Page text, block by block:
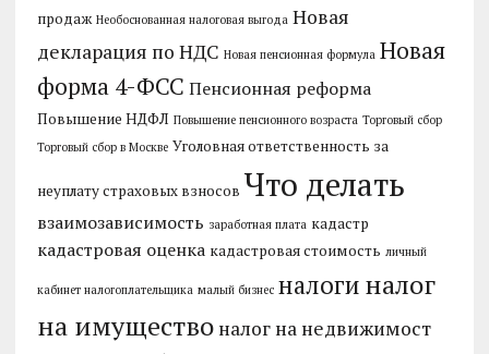
продаж Необоснованная налоговая выгода Новая
декларация по НДС Новая пенсионная формула Новая
форма 4-ФСС Пенсионная реформа
Повышение НДФЛ Повышение пенсионного возраста Торговый сбор
Торговый сбор в Москве Уголовная ответственность за
неуплату страховых взносов Что делать
взаимозависимость заработная плата кадастр
кадастровая оценка кадастровая стоимость личный
кабинет налогоплательщика малый бизнес налоги налог
на имущество налог на недвижимост